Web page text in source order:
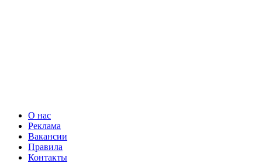
О нас
Реклама
Вакансии
Правила
Контакты